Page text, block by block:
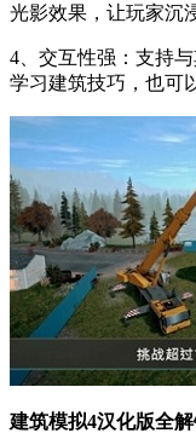
光影效果，让玩家沉
4、交互性强：支持
学习建筑技巧，也可
建筑模拟4汉化版全解